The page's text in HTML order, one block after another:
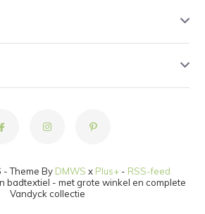
Theme By DMWS x Plus+ - RSS-feed
badtextiel - met grote winkel en complete
Vandyck collectie